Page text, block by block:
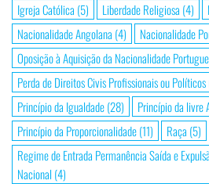
Igreja Católica (5) Liberdade Religiosa (4)
Nacionalidade Angolana (4) Nacionalidade
Oposição à Aquisição da Nacionalidade
Perda de Direitos Civis Profissionais ou Políticos
Princípio da Igualdade(28) Princípio da livre
Princípio da Proporcionalidade(11) Raça (5)
Regime de Entrada Permanência Saída e
Nacional (4)